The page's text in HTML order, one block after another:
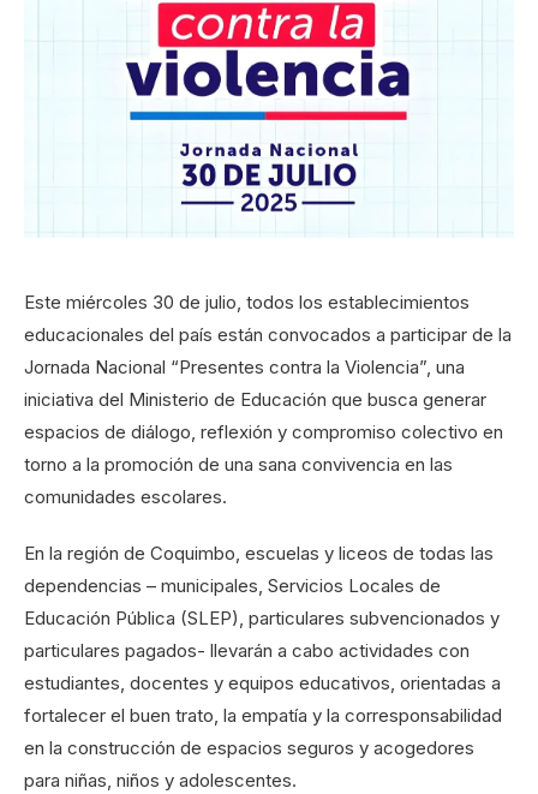
Este miércoles 30 de julio, todos los establecimientos
educacionales del país están convocados a participar de la
Jornada Nacional “Presentes contra la Violencia”, una
iniciativa del Ministerio de Educación que busca generar
espacios de diálogo, reflexión y compromiso colectivo en
torno a la promoción de una sana convivencia en las
comunidades escolares.
En la región de Coquimbo, escuelas y liceos de todas las
dependencias – municipales, Servicios Locales de
Educación Pública (SLEP), particulares subvencionados y
particulares pagados- llevarán a cabo actividades con
estudiantes, docentes y equipos educativos, orientadas a
fortalecer el buen trato, la empatía y la corresponsabilidad
en la construcción de espacios seguros y acogedores
para niñas, niños y adolescentes.